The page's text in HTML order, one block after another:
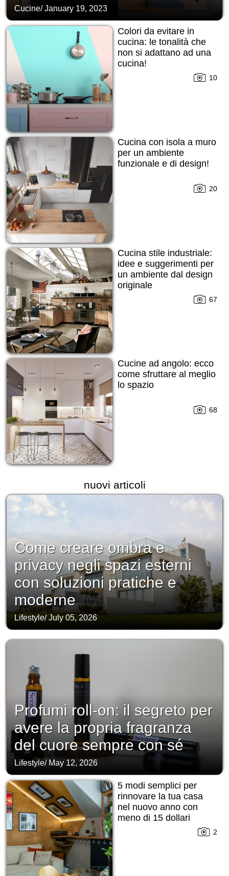
Cucine/January 19, 2023
Colori da evitare in
cucina: le tonalità che
non si adattano ad una
cucina!
10
Cucina con isola a muro
per un ambiente
funzionale e di design!
20
Cucina stile industriale:
idee e suggerimenti per
un ambiente dal design
originale
67
Cucine ad angolo: ecco
come sfruttare al meglio
lo spazio
68
nuovi articoli
Come creare ombra e
privacy negli spazi esterni
con soluzioni pratiche e
moderne
Lifestyle/July 05, 2026
Profumi roll-on: il segreto per
avere la propria fragranza
del cuore sempre con sé
Lifestyle/ May 12, 2026
5 modi semplici per
rinnovare la tua casa
nel nuovo anno con
meno di 15 dollari
2